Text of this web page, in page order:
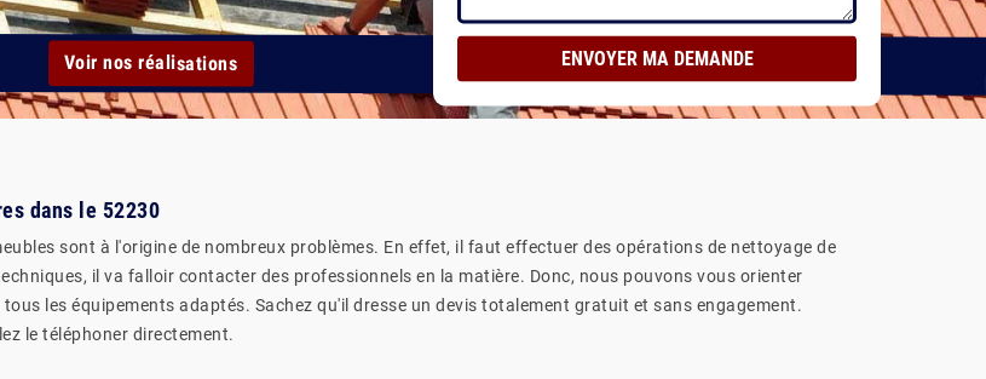
Voir nos réalisations
dans le 52230
sont à l'origine de nombreux problèmes. En effet, il faut effectuer des opérations de nettoyage de
il va falloir contacter des professionnels en la matière. Donc, nous pouvons vous orienter
les équipements adaptés. Sachez qu'il dresse un devis totalement gratuit et sans engagement.
le téléphoner directement.